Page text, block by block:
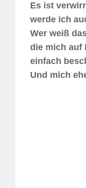
Es ist
werde ich
Wer weiß
die mich auf
einfach
Und mich